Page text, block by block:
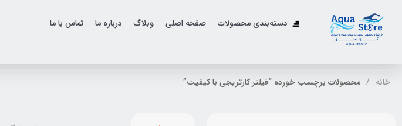
دسته‌بندی محصولات صفحه اصلی وبلاگ درباره ما تماس با ما
خانه محصولات برچسب خورده “فیلتر کارتریجی با کیفیت”